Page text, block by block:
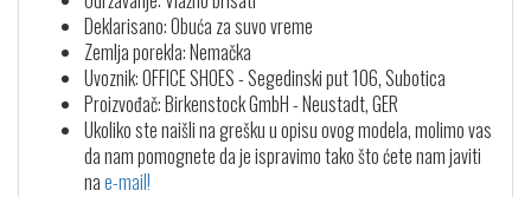
Deklarisano: Obuća za suvo vreme
Zemlja porekla: Nemačka
Uvoznik: OFFICE SHOES - Segedinski put 106, Subotica
Proizvođač: Birkenstock GmbH - Neustadt, GER
Ukoliko ste naišli na grešku u opisu ovog modela, molimo vas
da nam pomognete da je ispravimo tako što ćete nam javiti
nae-mail!